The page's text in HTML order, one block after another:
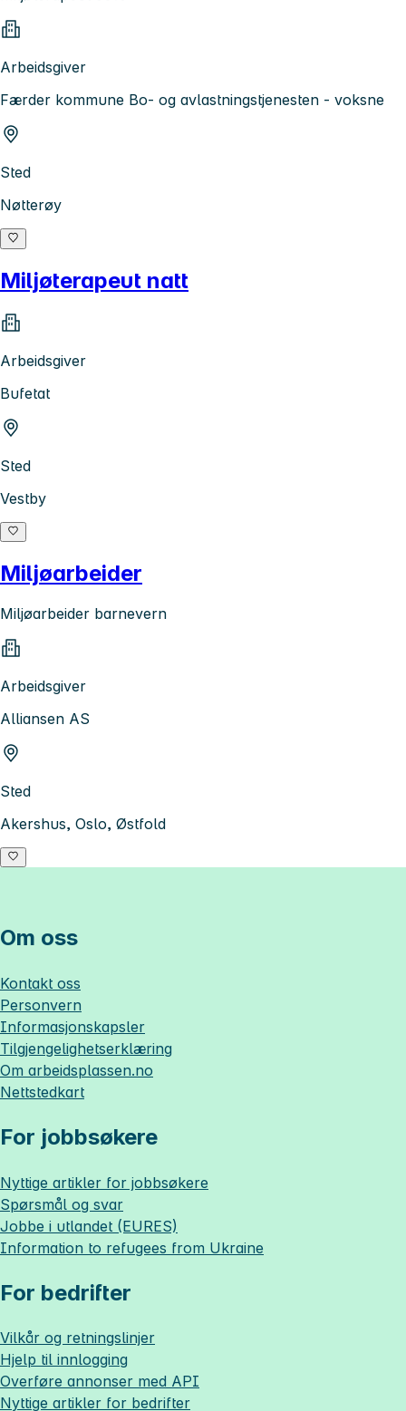
Arbeidsgiver
Færder kommune Bo- og avlastningstjenesten - voksne
Sted
Nøtterøy
Miljøterapeut natt
Arbeidsgiver
Bufetat
Sted
Vestby
Miljøarbeider
Miljøarbeider barnevern
Arbeidsgiver
Alliansen AS
Sted
Akershus, Oslo, Østfold
Om oss
Kontakt oss
Personvern
Informasjonskapsler
Tilgjengelighetserklæring
Om arbeidsplassen.no
Nettstedkart
For jobbsøkere
Nyttige artikler for jobbsøkere
Spørsmål og svar
Jobbe i utlandet (EURES)
Information to refugees from Ukraine
For bedrifter
Vilkår og retningslinjer
Hjelp til innlogging
Overføre annonser med API
Nyttige artikler for bedrifter